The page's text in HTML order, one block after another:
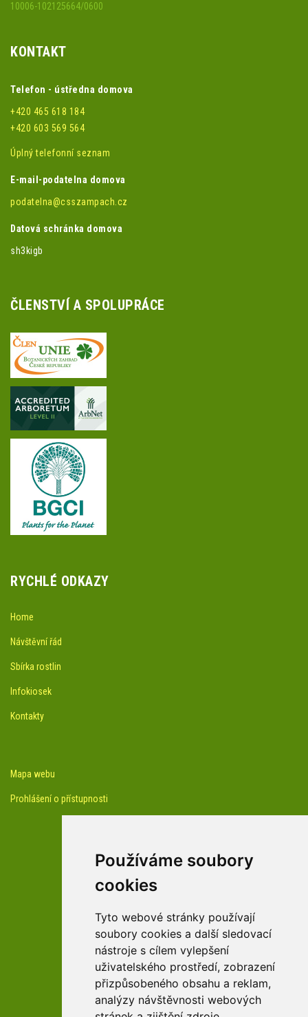
Používáme soubory
cookies
Tyto webové stránky používají
soubory cookies a další sledovací
nástroje s cílem vylepšení
uživatelského prostředí, zobrazení
přizpůsobeného obsahu a reklam,
analýzy návštěvnosti webových
10006-102125664/0600
KONTAKT
Telefon - ústředna domova
+420 465 618 184
+420 603 569 564
Úplný telefonní seznam
E-mail-podatelna domova
podatelna@csszampach.cz
Datová schránka domova
sh3kigb
ČLENSTVÍ A SPOLUPRÁCE
RYCHLÉ ODKAZY
Home
Návštěvní řád
Sbírka rostlin
Infokiosek
Kontakty
Mapa webu
Prohlášení o přístupnosti
Youtube kanál arboreta